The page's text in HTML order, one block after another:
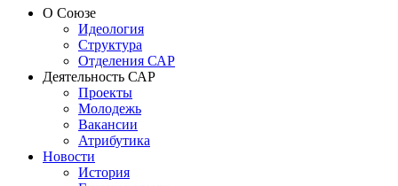
О Союзе
Идеология
Структура
Отделения САР
Деятельность САР
Проекты
Молодежь
Вакансии
Атрибутика
Новости
История